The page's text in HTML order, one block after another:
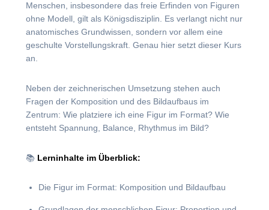
Menschen, insbesondere das freie Erfinden von Figuren
ohne Modell, gilt als Königsdisziplin. Es verlangt nicht nur
anatomisches Grundwissen, sondern vor allem eine
geschulte Vorstellungskraft. Genau hier setzt dieser Kurs
an.
Neben der zeichnerischen Umsetzung stehen auch
Fragen der Komposition und des Bildaufbaus im
Zentrum: Wie platziere ich eine Figur im Format? Wie
entsteht Spannung, Balance, Rhythmus im Bild?
📚 Lerninhalte im Überblick:
Die Figur im Format: Komposition und Bildaufbau